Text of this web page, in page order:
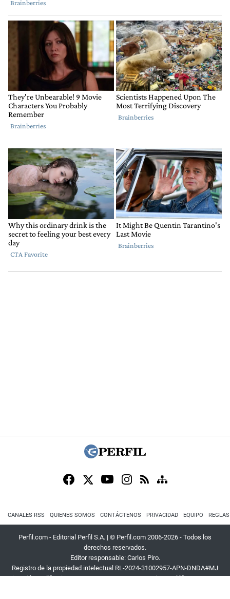
CANALES RSS QUIENES SOMOS CONTÁCTENOS PRIVACIDAD EQUIPO
Perfil.com - Editorial Perfil S.A. | © Perfil.com 2006-2026 - Todos los
derechos reservados.
Editor responsable: Carlos Piro.
Registro de la propiedad intelectual RL-2024-31002957-APN-DNDA#MJ
Dirección:California 2715,C1289ABI,CABA, Argentina| Teléfono:+54 9 11